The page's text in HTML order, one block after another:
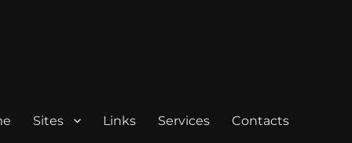
Sites Links Services Contacts